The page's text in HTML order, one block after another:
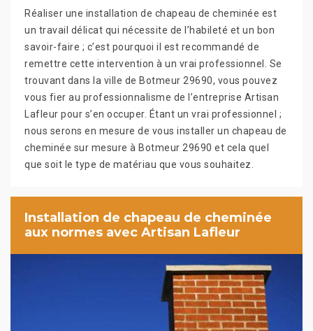
Réaliser une installation de chapeau de cheminée est
un travail délicat qui nécessite de l’habileté et un bon
savoir-faire ; c’est pourquoi il est recommandé de
remettre cette intervention à un vrai professionnel. Se
trouvant dans la ville de Botmeur 29690, vous pouvez
vous fier au professionnalisme de l’entreprise Artisan
Lafleur pour s’en occuper. Étant un vrai professionnel ;
nous serons en mesure de vous installer un chapeau de
cheminée sur mesure à Botmeur 29690 et cela quel
que soit le type de matériau que vous souhaitez.
Installation de chapeau de cheminée
aux normes avec Artisan Lafleur